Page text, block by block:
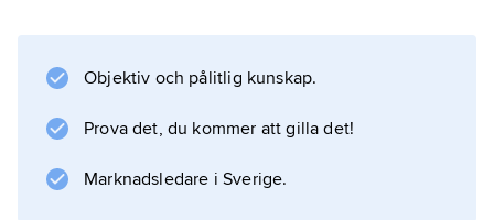
valnederlaget 1931 men avgick sedan Labour
Italien i samband med dess angrepp mot
Abessinien 1935.
Objektiv och pålitlig kunskap.
Prova det, du kommer att gilla det!
Marknadsledare i Sverige.